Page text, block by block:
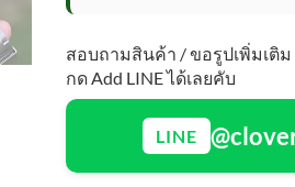
สอบถามสินค้า / ขอรูปเพิ่มเติม
กด Add LINE ได้เลยคับ
LINE